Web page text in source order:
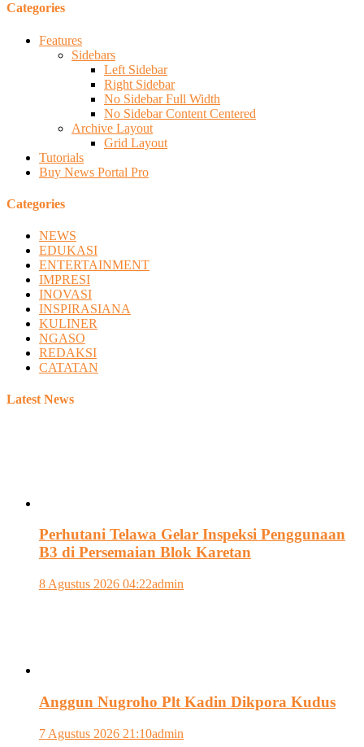
Categories
Features
Sidebars
Left Sidebar
Right Sidebar
No Sidebar Full Width
No Sidebar Content Centered
Archive Layout
Grid Layout
Tutorials
Buy News Portal Pro
Categories
NEWS
EDUKASI
ENTERTAINMENT
IMPRESI
INOVASI
INSPIRASIANA
KULINER
NGASO
REDAKSI
CATATAN
Latest News
Perhutani Telawa Gelar Inspeksi Penggunaan
B3 di Persemaian Blok Karetan
8 Agustus 2026 04:22admin
Anggun Nugroho Plt Kadin Dikpora Kudus
7 Agustus 2026 21:10admin